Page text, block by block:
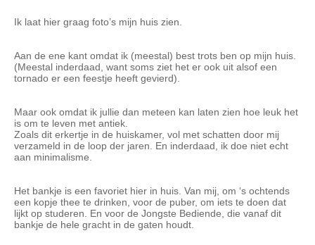
Ik laat hier graag foto’s mijn huis zien.
Aan de ene kant omdat ik (meestal) best trots ben op mijn huis.
(Meestal inderdaad, want soms ziet het er ook uit alsof een
tornado er een feestje heeft gevierd).
Maar ook omdat ik jullie dan meteen kan laten zien hoe leuk het
is om te leven met antiek.
Zoals dit erkertje in de huiskamer, vol met schatten door mij
verzameld in de loop der jaren. En inderdaad, ik doe niet echt
aan minimalisme.
Het bankje is een favoriet hier in huis. Van mij, om ‘s ochtends
een kopje thee te drinken, voor de puber, om iets te doen dat
lijkt op studeren. En voor de Jongste Bediende, die vanaf dit
bankje de hele gracht in de gaten houdt.